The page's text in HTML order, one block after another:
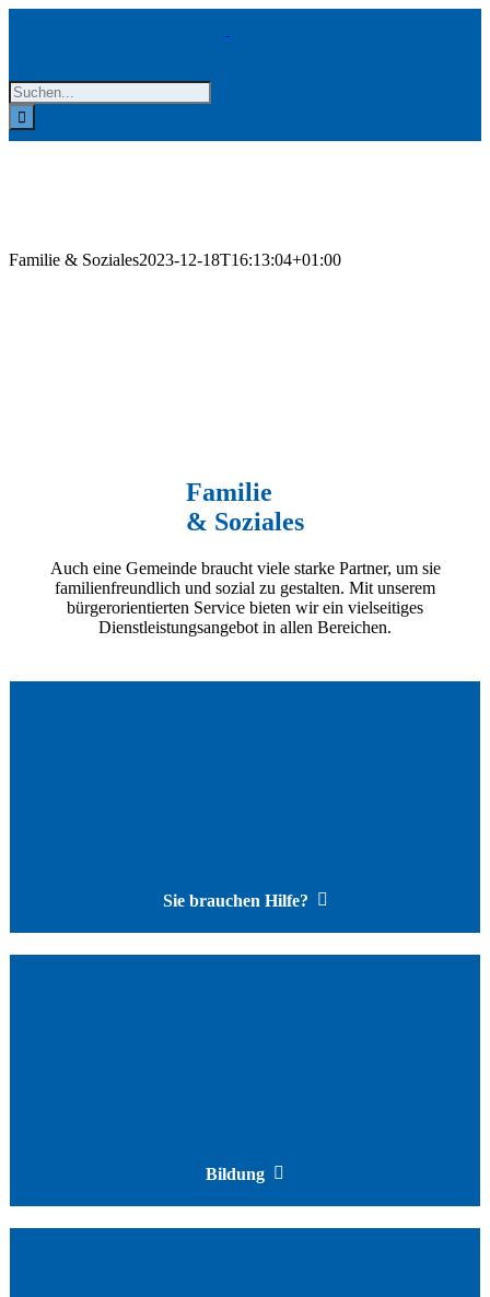
Suche
nach:
Familie & Soziales2023-12-18T16:13:04+01:00
Familie
& Soziales
Auch eine Gemeinde braucht viele starke Partner, um sie
familienfreundlich und sozial zu gestalten. Mit unserem
bürgerorientierten Service bieten wir ein vielseitiges
Dienstleistungsangebot in allen Bereichen.
Sie brauchen Hilfe?
Bildung